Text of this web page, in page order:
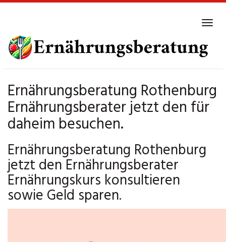
main
content
Ernährungsberatung Rothenburg
Ernährungsberater jetzt den für
daheim besuchen.
Ernährungsberatung Rothenburg
jetzt den Ernährungsberater
Ernährungskurs konsultieren
sowie Geld sparen.